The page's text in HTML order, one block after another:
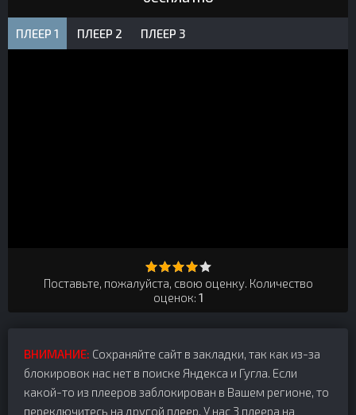
ПЛЕЕР 1 ПЛЕЕР 2 ПЛЕЕР 3
Поставьте, пожалуйста, свою оценку. Количество
оценок: 1
ВНИМАНИЕ: Сохраняйте сайт в закладки, так как из-за
блокировок нас нет в поиске Яндекса и Гугла. Если
какой-то из плееров заблокирован в Вашем регионе, то
переключитесь на другой плеер. У нас 3 плеера на